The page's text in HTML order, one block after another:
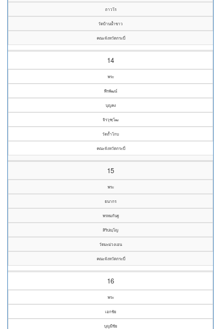
ถาวโร
วัดบ้านน้ำขาว
คณะจังหวัดกระบี่
14
พระ
พีรพัฒน์
บุญคง
จิรวุฑฺโฒ
วัดถ้ำโกบ
คณะจังหวัดกระบี่
15
พระ
ธนากร
พรหมกันฐ
สิริปญฺโญ
วัดมะม่วงเอน
คณะจังหวัดกระบี่
16
พระ
เอกชัย
บุญมีชัย